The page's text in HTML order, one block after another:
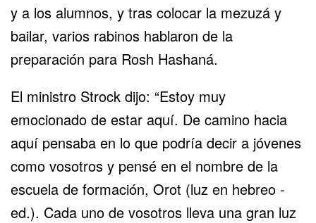
y a los alumnos, y tras colocar la mezuzá y
bailar, varios rabinos hablaron de la
preparación para Rosh Hashaná.
El ministro Strock dijo: “Estoy muy
emocionado de estar aquí. De camino hacia
aquí pensaba en lo que podría decir a jóvenes
como vosotros y pensé en el nombre de la
escuela de formación, Orot (luz en hebreo -
ed.). Cada uno de vosotros lleva una gran luz